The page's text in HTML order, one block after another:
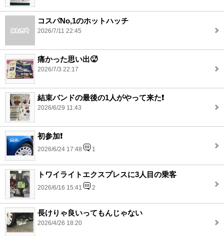
コスパNo,1のホットハッチ
2026/7/11 22:45
痛かった思い出🥵
2026/7/3 22:17
結束バンドの最後の1人がやって来た❗️
2026/6/29 11:43
初参加❗️
2026/6/24 17:48 1
トワイライトエクスプレスに3人目の乗客
2026/6/16 15:41 2
長けりゃ良いってもんじゃない
2026/4/26 18:20